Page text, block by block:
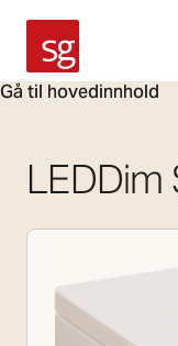
Gå til hovedinnhold
SG Armaturen